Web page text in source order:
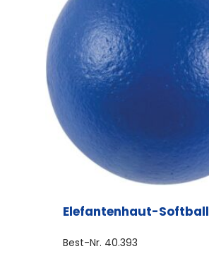
Elefantenhaut-Softball
Best-Nr. 40.393